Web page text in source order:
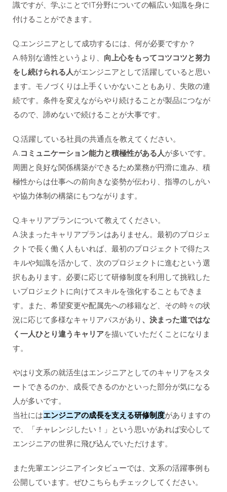
識ですが、学ぶことでIT分野についての幅広い知識を身に
付けることができます。
Q.エンジニアとして成功するには、何が必要ですか？
A.特別な適性というより、 向上心をもってコツコツと努力
をし続けられる人がエンジニアとして活躍していると思い
ます。モノづくりは上手くいかないこともあり、失敗の連
続です。条件を変えながらやり続けることが製品につなが
るので、諦めないで続けることが大事です。
Q.活躍している社員の共通点を教えてください。
A.コミュニケーション能力と積極性がある人が多いです。
周囲と良好な関係構築ができるため業務が円滑に進み、積
極性からは仕事への前向きな姿勢が伝わり、指導のしがい
や協力体制の構築にもつながります。
Q.キャリアプランについて教えてください。
A.決まったキャリアプランはありません。最初のプロジェ
クトで長く働く人もいれば、最初のプロジェクトで得たス
キルや知識を活かして、次のプロジェクトに進むという選
択もあります。必要に応じて研修制度を利用して挑戦した
いプロジェクトに向けてスキルを強化することもできま
す。また、希望変更や配属先への移籍など、その時々の状
況に応じて多様なキャリアパスがあり 、決まった道ではな
く一人ひとり違うキャリアを描いていただくことになりま
す。
やはり文系の就活生はエンジニアとしてのキャリアをスタ
ートできるのか、成長できるのかといった部分が気になる
人が多いです。
当社にはエンジニアの成長を支える研修制度がありますの
で、「チャレンジしたい！」という思いがあれば安心して
エンジニアの世界に飛び込んでいただけます。
また先輩エンジニアインタビューでは、文系の活躍事例も
公開しています。ぜひこちらもチェックしてください。